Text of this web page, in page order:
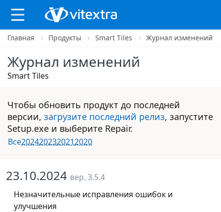
X
Главная Продукты Smart Tiles Журнал изменений
Журнал изменений
Smart Tiles
Чтобы обновить продукт до последней
версии, загрузите последний релиз, запустите
Setup.exe и выберите Repair.
Все2024202320212020
23.10.2024 вер. 3.5.4
Незначительные исправления ошибок и
улучшения